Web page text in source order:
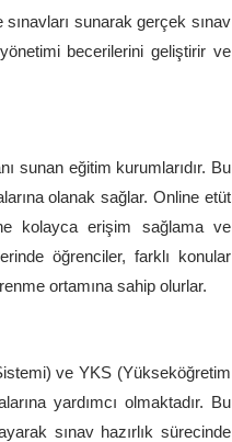
sunarak gerçek sınav
becerilerini geliştirir ve
sunan eğitim kurumlarıdır. Bu
olanak sağlar. Online etüt
kolayca erişim sağlama ve
öğrenciler, farklı konular
ortamına sahip olurlar.
ve YKS (Yükseköğretim
yardımcı olmaktadır. Bu
sınav hazırlık sürecinde